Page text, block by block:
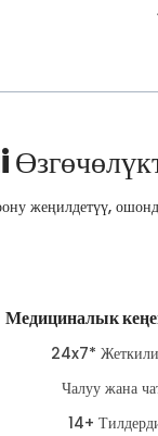
жеңилдетүү,
Медициналык
24x7*
Чалуу жана
14+